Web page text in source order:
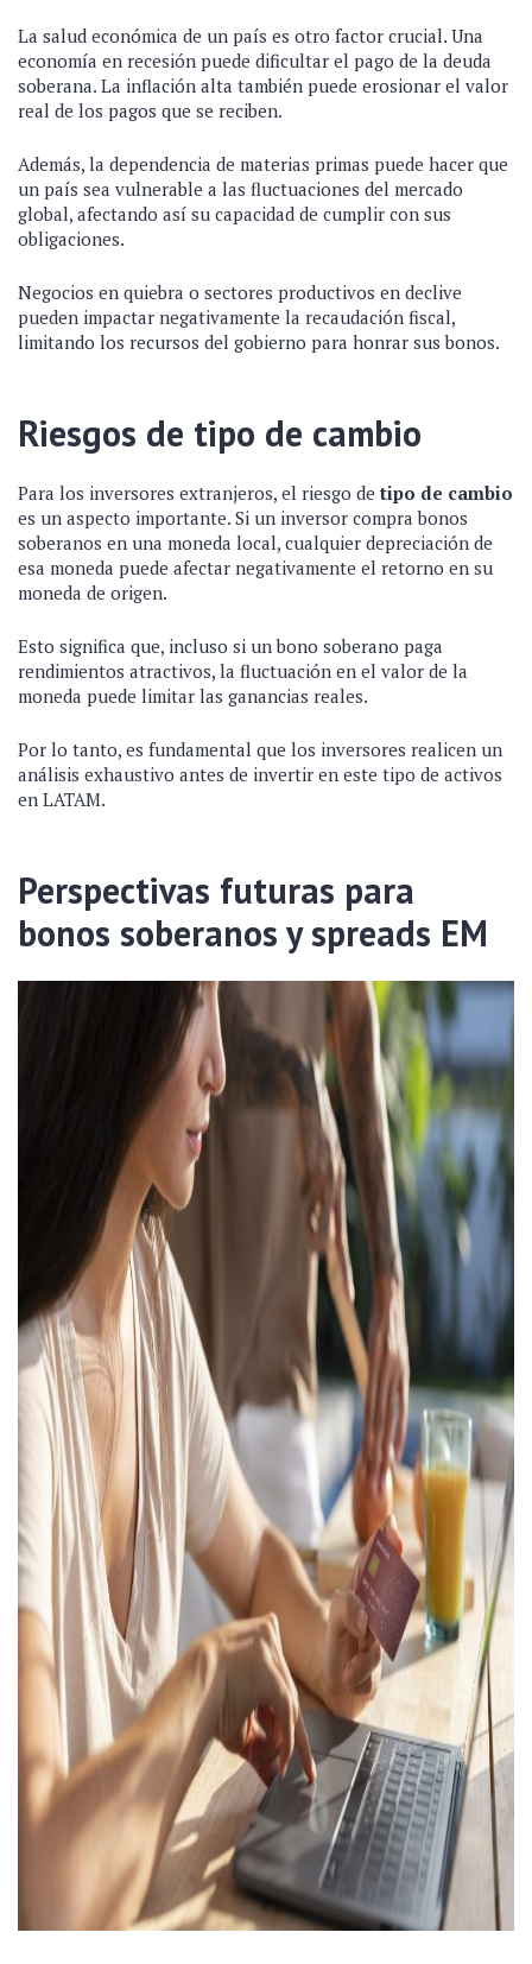
La salud económica de un país es otro factor crucial. Una
economía en recesión puede dificultar el pago de la deuda
soberana. La inflación alta también puede erosionar el valor
real de los pagos que se reciben.
Además, la dependencia de materias primas puede hacer que
un país sea vulnerable a las fluctuaciones del mercado
global, afectando así su capacidad de cumplir con sus
obligaciones.
Negocios en quiebra o sectores productivos en declive
pueden impactar negativamente la recaudación fiscal,
limitando los recursos del gobierno para honrar sus bonos.
Riesgos de tipo de cambio
Para los inversores extranjeros, el riesgo detipo de cambio
es un aspecto importante. Si un inversor compra bonos
soberanos en una moneda local, cualquier depreciación de
esa moneda puede afectar negativamente el retorno en su
moneda de origen.
Esto significa que, incluso si un bono soberano paga
rendimientos atractivos, la fluctuación en el valor de la
moneda puede limitar las ganancias reales.
Por lo tanto, es fundamental que los inversores realicen un
análisis exhaustivo antes de invertir en este tipo de activos
en LATAM.
Perspectivas futuras para
bonos soberanos y spreads EM